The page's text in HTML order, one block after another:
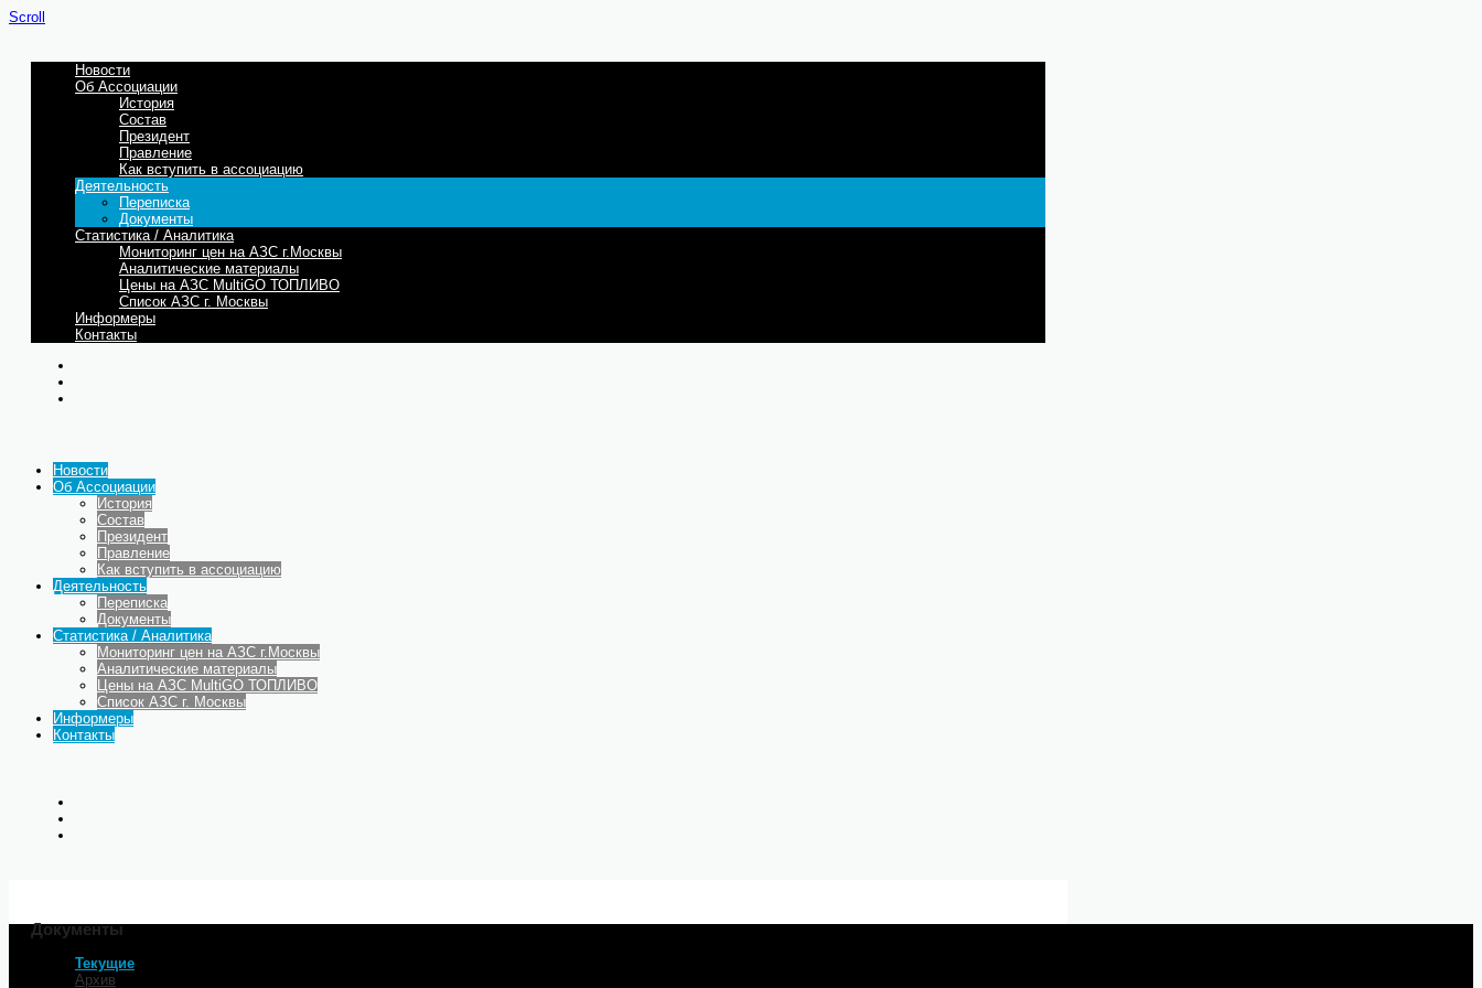
Scroll
Новости
Об Ассоциации
История
Состав
Президент
Правление
Как вступить в ассоциацию
Деятельность
Переписка
Документы
Статистика / Аналитика
Мониторинг цен на АЗС г.Москвы
Аналитические материалы
Цены на АЗС MultiGO ТОПЛИВО
Список АЗС г. Москвы
Информеры
Контакты
Новости
Об Ассоциации
История
Состав
Президент
Правление
Как вступить в ассоциацию
Деятельность
Переписка
Документы
Статистика / Аналитика
Мониторинг цен на АЗС г.Москвы
Аналитические материалы
Цены на АЗС MultiGO ТОПЛИВО
Список АЗС г. Москвы
Информеры
Контакты
Документы
Текущие
Архив